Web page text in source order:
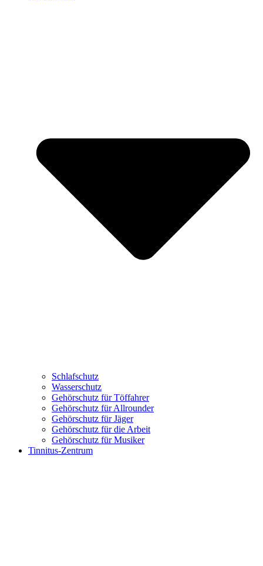
Schlafschutz
Wasserschutz
Gehörschutz für Töffahrer
Gehörschutz für Allrounder
Gehörschutz für Jäger
Gehörschutz für die Arbeit
Gehörschutz für Musiker
Tinnitus-Zentrum